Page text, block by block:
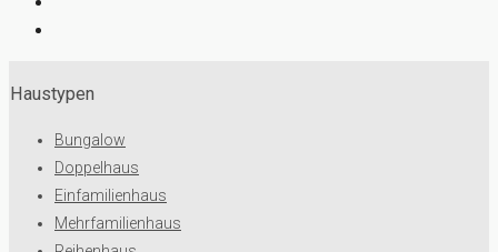
Haustypen
Bungalow
Doppelhaus
Einfamilienhaus
Mehrfamilienhaus